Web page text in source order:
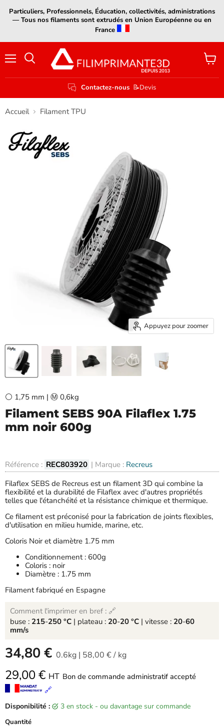
Particuliers, Professionnels, Éducation, collectivités, administrations
— Tous nos filaments sont extrudés en Union Européenne ou en
France
Contactez-nous 📝Devis
Voir
le
Accueil Filament TPU
Appuyez pour zoomer
⚪ 1,75 mm | Ⓜ️ 0,6kg
Filament SEBS 90A Filaflex 1.75
mm noir 600g
Référence : REC803920 | Marque : Recreus
Filaflex SEBS de Recreus est un filament 3D qui combine la
flexibilité et la durabilité de Filaflex avec d'autres propriétés
telles que l'étanchéité et la résistance chimique et thermique.
Ce filament est préconisé pour la fabrication de joints flexibles,
d'utilisation en milieu humide, marine, etc.
Coloris Noir et diamètre 1.75 mm
Conditionnement : 600g
Coloris : noir
Diamètre : 1.75 mm
Filament fabriqué en Espagne
Comment l'imprimer en bref : 🔗
buse : 215-250 °C | plateau : 20-20 °C | vitesse : 20-60
mm/s
-
34,80 € 0.6kg| 58,00 €/ kg
29,00 € HT Bon de commande administratif accepté
🔗
Disponibilité : 3 en stock - ou davantage sur commande
Quantité